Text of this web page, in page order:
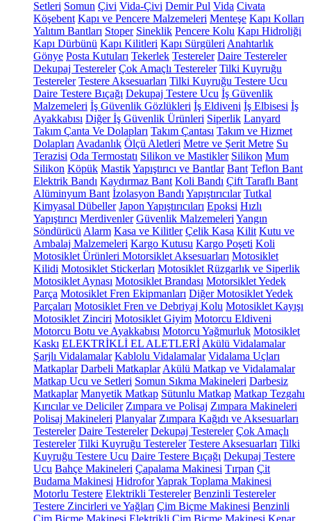
Setleri Somun Çivi Vida-Çivi Demir Pul Vida Civata
Köşebent Kapı ve Pencere Malzemeleri Menteşe Kapı Kolları
Yalıtım Bantları Stoper Sineklik Pencere Kolu Kapı Hidroliği
Kapı Dürbünü Kapı Kilitleri Kapı Sürgüleri Anahtarlık
Gönye Posta Kutuları Tekerlek Testereler Daire Testereler
Dekupaj Testereler Çok Amaçlı Testereler Tilki Kuyruğu
Testereler Testere Aksesuarları Tilki Kuyruğu Testere Ucu
Daire Testere Bıçağı Dekupaj Testere Ucu İş Güvenlik
Malzemeleri İş Güvenlik Gözlükleri İş Eldiveni İş Elbisesi İş
Ayakkabısı Diğer İş Güvenlik Ürünleri Siperlik Lanyard
Takım Çanta Ve Dolapları Takım Çantası Takım ve Hizmet
Dolapları Avadanlık Ölçü Aletleri Metre ve Şerit Metre Su
Terazisi Oda Termostatı Silikon ve Mastikler Silikon Mum
Silikon Köpük MastikYapıştırıcı ve Bantlar Bant Teflon Bant
Elektrik Bandı Kaydırmaz Bant Koli Bandı Çift Taraflı Bant
Alüminyum Bant İzolasyon Bandı Yapıştırıcılar Tutkal
Kimyasal Dübeller Japon Yapıştırıcıları Epoksi Hızlı
Yapıştırıcı Merdivenler Güvenlik Malzemeleri Yangın
Söndürücü Alarm Kasa ve Kilitler Çelik Kasa Kilit Kutu ve
Ambalaj Malzemeleri Kargo Kutusu Kargo Poşeti Koli
Motosiklet Ürünleri Motorsiklet Aksesuarları Motosiklet
Kilidi Motosiklet Stickerları Motosiklet Rüzgarlık ve Siperlik
Motosiklet Aynası Motosiklet Brandası Motorsiklet Yedek
Parça Motosiklet Fren Ekipmanları Diğer Motosiklet Yedek
Parçaları Motosiklet Fren ve Debriyaj Kolu Motosiklet Kayışı
Motosiklet Zinciri Motosiklet Giyim Motorcu Eldiveni
Motorcu Botu ve Ayakkabısı Motorcu Yağmurluk Motosiklet
Kaskı ELEKTRİKLİ EL ALETLERİ Akülü Vidalamalar
Şarjlı Vidalamalar Kablolu Vidalamalar Vidalama Uçları
Matkaplar Darbeli Matkaplar Akülü Matkap ve Vidalamalar
Matkap Ucu ve Setleri Somun Sıkma Makineleri Darbesiz
Matkaplar Manyetik Matkap Sütunlu Matkap Matkap Tezgahı
Kırıcılar ve Deliciler Zımpara ve Polisaj Zımpara Makineleri
Polisaj Makineleri Planyalar Zımpara Kağıdı ve Aksesuarları
Testereler Daire Testereler Dekupaj Testereler Çok Amaçlı
Testereler Tilki Kuyruğu Testereler Testere Aksesuarları Tilki
Kuyruğu Testere Ucu Daire Testere Bıçağı Dekupaj Testere
Ucu Bahçe Makineleri Çapalama Makinesi Tırpan Çit
Budama Makinesi HidroforYaprak Toplama Makinesi
Motorlu Testere Elektrikli Testereler Benzinli Testereler
Testere Zincirleri ve Yağları Çim Biçme Makinesi Benzinli
Çim Biçme Makinesi Elektrikli Çim Biçme Makinesi Kenar